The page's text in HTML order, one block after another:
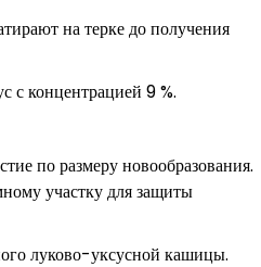
на терке до получения
с концентрацией 9 %.
по размеру новообразования.
участку для защиты
луково-уксусной кашицы.